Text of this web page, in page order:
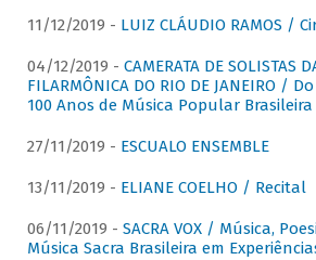
11/12/2019 - LUIZ CLÁUDIO RAMOS /
04/12/2019 - CAMERATA DE SOLISTAS
FILARMÔNICA DO RIO DE JANEIRO /
100 Anos de Música Popular Brasileira
27/11/2019 - ESCUALO ENSEMBLE
13/11/2019 - ELIANE COELHO / Recital
06/11/2019 - SACRA VOX / Música,
Música Sacra Brasileira em